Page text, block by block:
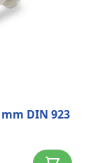
DIN 923